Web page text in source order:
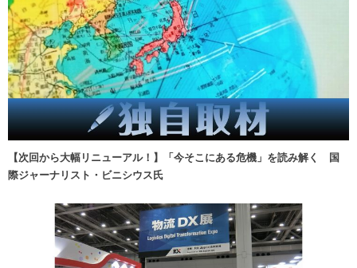
【次回から大幅リニューアル！】「今そこにある危機」を読み解く 国
際ジャーナリスト・ビニシウス氏